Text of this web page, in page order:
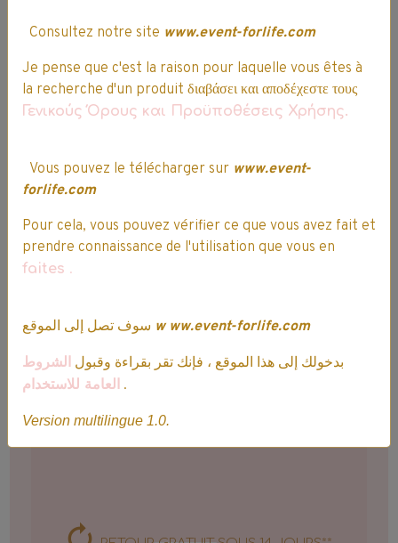
Entrepôts
Siège social
situés dans le nord de la France.
Expédition, Livraison & Retour
Expédition Ultra rapide :
commande expédiée sous 24h
Frais de port offert dès 60.00€
d'achat(s)*
Consultez notre site www.event-forlife.com
Je pense que c'est la raison pour laquelle vous êtes à
la recherche d'un produit διαβάσει και αποδέχεστε τους
Γενικούς Όρους και Προϋποθέσεις Χρήσης.
Vous pouvez le télécharger sur www.event-
forlife.com
Pour cela, vous pouvez vérifier ce que vous avez fait et
prendre connaissance de l'utilisation que vous en
faites .
w ww.event-forlife.com
بدخولك إلى هذا الموقع ، فإنك تقر بقراءة وقبول
الشروط
العامة للاستخدام
.
Version multilingue 1.0.